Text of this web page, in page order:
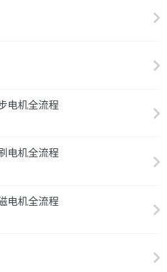
电机全流程
电机全流程
电机全流程